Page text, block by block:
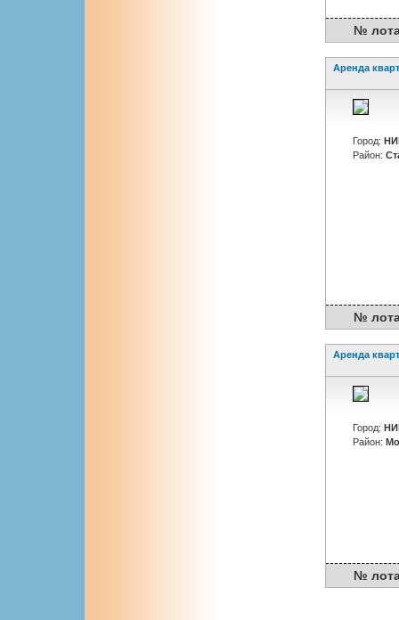
№ лота :
Аренда
Город:
Район:
№ лота :
Аренда
Город:
Район:
№ лота :